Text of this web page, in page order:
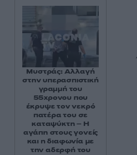
Μυστράς: Αλλαγή
στην υπερασπιστική
γραμμή του
55χρονου που
έκρυψε τον νεκρό
πατέρα του σε
καταψύκτη – Η
αγάπη στους γονείς
και η διαφωνία με
την αδερφή του